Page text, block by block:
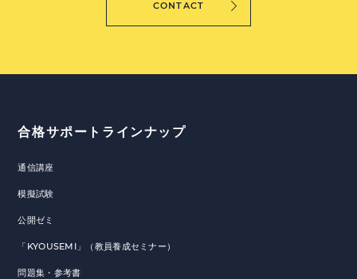
CONTACT
合格サポートラインナップ
通信講座
模擬試験
公開ゼミ
「KYOUSEMI」（教員養成セミナー）
問題集・参考書